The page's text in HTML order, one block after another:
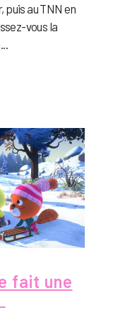
puis au TNN en
vous la
fait une